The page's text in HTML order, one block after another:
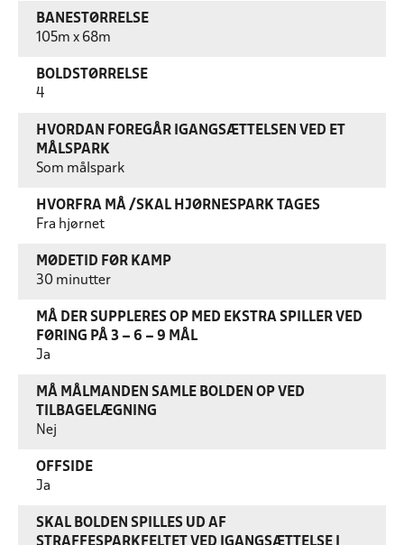
BANESTØRRELSE
105m x 68m
BOLDSTØRRELSE
4
HVORDAN FOREGÅR IGANGSÆTTELSEN VED ET
MÅLSPARK
Som målspark
HVORFRA MÅ /SKAL HJØRNESPARK TAGES
Fra hjørnet
MØDETID FØR KAMP
30 minutter
MÅ DER SUPPLERES OP MED EKSTRA SPILLER VED
FØRING PÅ 3 – 6 – 9 MÅL
Ja
MÅ MÅLMANDEN SAMLE BOLDEN OP VED
TILBAGELÆGNING
Nej
OFFSIDE
Ja
SKAL BOLDEN SPILLES UD AF
STRAFFESPARKFELTET VED IGANGSÆTTELSE I